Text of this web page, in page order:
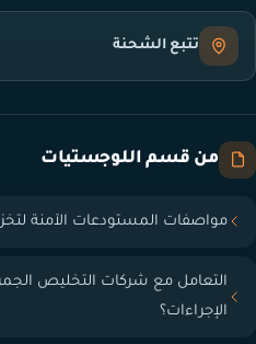
تتبع الشحنة
من قسم اللوجستيات
مواصفات المستودعات الآمنة
التعامل مع شركات التخليص
الإجراءات؟